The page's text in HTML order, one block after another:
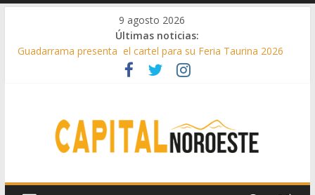
9 agosto 2026
Últimas noticias:
Guadarrama presenta el cartel para su Feria Taurina 2026
Hey Kid e Inazio en ‘La Gran Noche del Indie’ de las fiestas
Boadilla destinó más de 11 millones de euros a ayudas y
beneficios fiscales en 2025